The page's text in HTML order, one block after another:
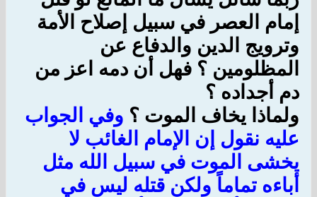
إمام العصر في سبيل إصلاح الأمة
وترويج الدين والدفاع عن
المظلومين ؟ فهل أن دمه اعز من
دم أجداده ؟
ولماذا يخاف الموت ؟ وفي الجواب
عليه نقول إن الإمام الغائب لا
يخشى الموت في سبيل الله مثل
أباءه تماماً ولكن قتله ليس في